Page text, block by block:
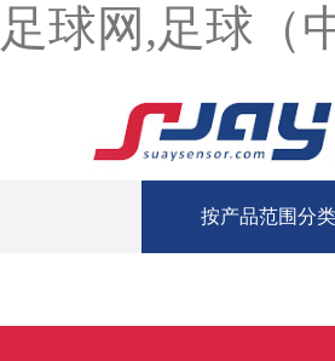
足球网,足球（
按产品范围分类